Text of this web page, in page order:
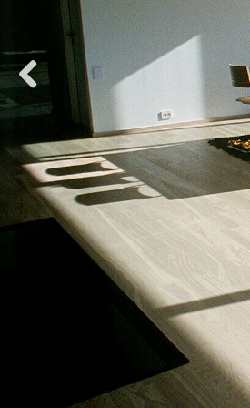
Previous